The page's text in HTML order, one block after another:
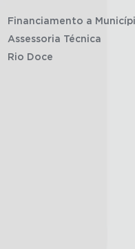
Financiamento a
Assessoria Técnica
Rio Doce